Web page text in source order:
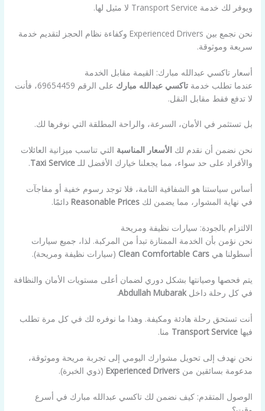
ويوفر لك خدمة Transport Service لا مثيل لها.
نحن نجمع بين Experienced Drivers وكفاءة نظام الحجز لتقديم خدمة
سريعة وموثوقة.
أسعار تاكسي عبدالله مبارك: القيمة مقابل الخدمة
عندما تطلب خدمةتاكسي عبدالله مبارك
على الرقم 69654459، فأنت
لا تدفع فقط مقابل النقل.
بل تستثمر في الأمان، السرعة، والراحة المطلقة التي نوفرها لك.
نحن نضمن أن نقدم لك الأسعار المناسبة التي تناسب ميزانية العائلات
والأفراد على حد سواء، مما يجعلنا خيارك الأفضل للـTaxi Service
.
أساس سياستنا هو الشفافية التامة، فلا توجد رسوم خفية أو مفاجآت
في نهاية المشوار، مما يضمن لكReasonable Prices دائمًا.
الالتزام بالجودة: سيارات نظيفة ومريحة
نحن نؤمن بأن الخدمة الممتازة تبدأ من المركبة. لذا، جميع سيارات
أسطولنا هيClean Comfortable Cars (سيارات نظيفة ومريحة).
يتم فحصها وصيانتها بشكل دوري لضمان أعلى مستويات الأمان والنظافة
في كل رحلة داخلAbdullah Mubarak
.
أنت تستحق رحلة هادئة ومكيفة. وهذا ما نوفره لك في كل مرة تطلب
فيهاTransport Service منا.
نحن نهدف إلى تحويل مشوارك اليومي إلى تجربة مريحة وموثوقة،
مدعومة بسائقين منExperienced Drivers (ذوي الخبرة).
الوصول المتقدم: كيف نضمن لك تاكسي عبدالله مبارك في أسرع